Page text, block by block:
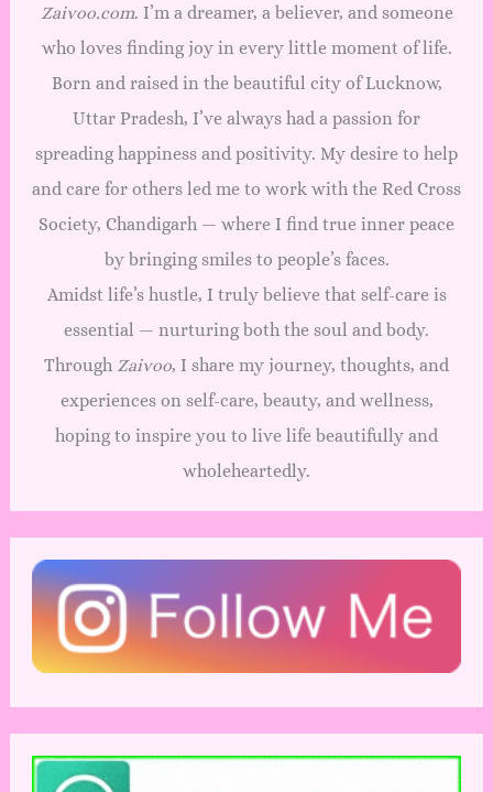
Zaivoo.com. I’m a dreamer, a believer, and someone
who loves finding joy in every little moment of life.
Born and raised in the beautiful city of Lucknow,
Uttar Pradesh, I’ve always had a passion for
spreading happiness and positivity. My desire to help
and care for others led me to work with the Red Cross
Society, Chandigarh — where I find true inner peace
by bringing smiles to people’s faces.
Amidst life’s hustle, I truly believe that self-care is
essential — nurturing both the soul and body.
Through Zaivoo, I share my journey, thoughts, and
experiences on self-care, beauty, and wellness,
hoping to inspire you to live life beautifully and
wholeheartedly.